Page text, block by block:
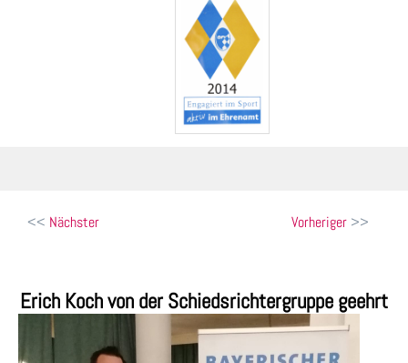
Beitragsnavigation Vorheriger
Nächster
Erich Koch von der Schiedsrichtergruppe geehrt